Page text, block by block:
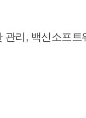
리, 백신소프